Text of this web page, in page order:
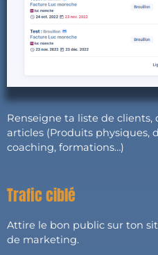
Renseigne ta liste de clients,
articles (Produits physiques,
coaching, formations…)
Trafic ciblé
Attire le bon public sur ton
de marketing.